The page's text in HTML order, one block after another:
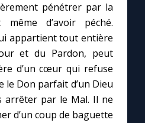
pénétrer par la
même d’avoir péché.
appartient tout entière
et du Pardon, peut
d’un cœur qui refuse
le Don parfait d’un Dieu
arrêter par le Mal. Il ne
d’un coup de baguette